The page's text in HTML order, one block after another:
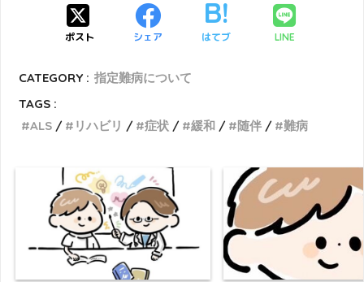
ポスト シェア はてブ LINE
CATEGORY : 指定難病について
TAGS :
ALS
リハビリ 症状 緩和 随伴 難病